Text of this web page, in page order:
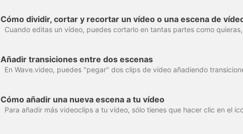
Cómo dividir, cortar y recortar un vídeo o una escena de
Añadir transiciones entre dos escenas
Cómo añadir una nueva escena a tu vídeo